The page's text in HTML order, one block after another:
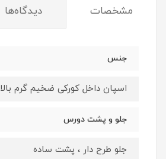
مشخصات دیدگاه‌ها
جنس
اسپان داخل کورکی ضخیم گرم بالا
جلو و پشت دورس
جلو طرح دار ، پشت ساده